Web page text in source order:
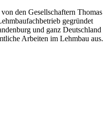
den Gesellschaftern Thomas
gegründet
und ganz Deutschland
Arbeiten im Lehmbau aus.